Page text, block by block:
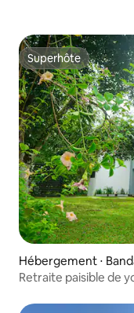
Superhôte
Superhôte
Hébergement ⋅
Retraite paisible de